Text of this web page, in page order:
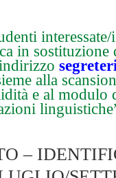
in sostituzione
alla
e al modulo
–